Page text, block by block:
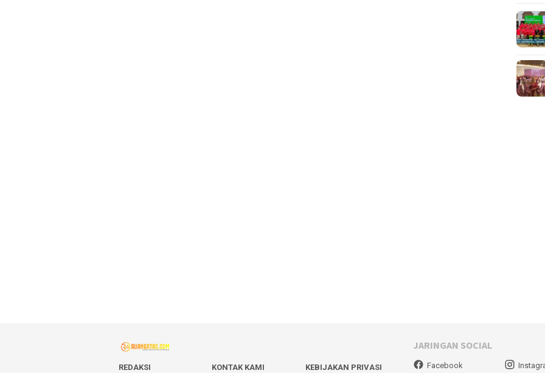
REDAKSI KONTAK KAMI KEBIJAKAN PRIVASI
JARINGAN SOCIAL
Facebook